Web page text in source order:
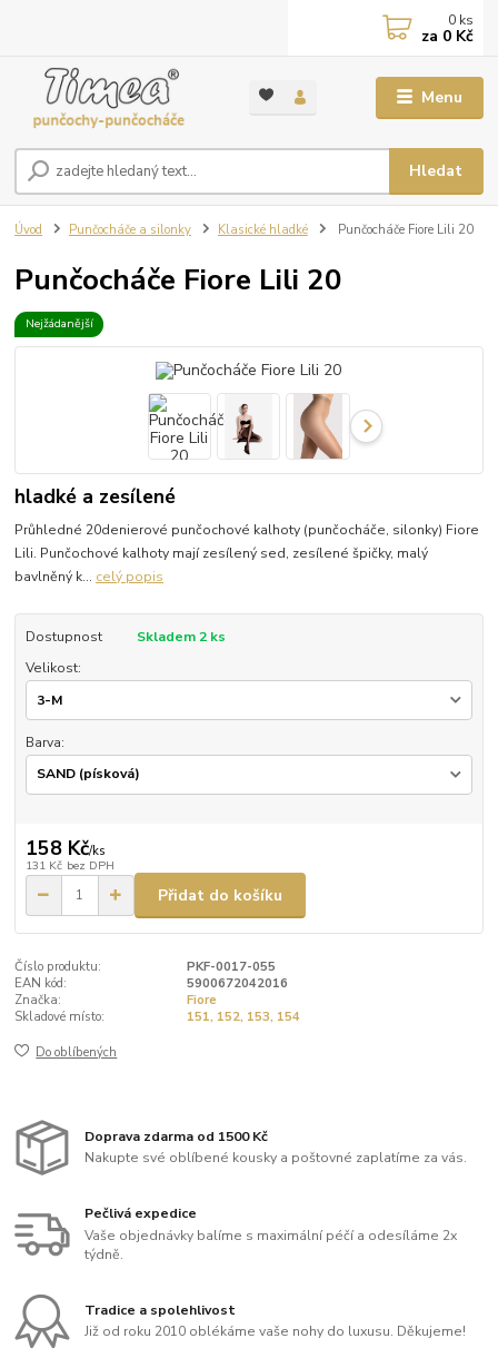
Menu
Hledat
0 ks
za 0 Kč
Úvod Punčocháče a silonky Klasické hladké Punčocháče Fiore Lili 20
Punčocháče Fiore Lili 20
Nejžádanější
hladké a zesílené
Průhledné 20denierové punčochové kalhoty (punčocháče, silonky) Fiore
Lili. Punčochové kalhoty mají zesílený sed, zesílené špičky, malý
bavlněný k... celý popis
Dostupnost
Skladem 2 ks
Velikost:
Barva:
158 Kč/ks
131 Kč bez DPH
Přidat do košíku
Číslo produktu:
PKF-0017-055
EAN kód:
5900672042016
Značka:
Fiore
Skladové místo:
151, 152, 153, 154
Do oblíbených
Doprava zdarma od 1500 Kč
Nakupte své oblíbené kousky a poštovné zaplatíme za vás.
Pečlivá expedice
Vaše objednávky balíme s maximální péčí a odesíláme 2x
týdně.
Tradice a spolehlivost
Již od roku 2010 oblékáme vaše nohy do luxusu. Děkujeme!